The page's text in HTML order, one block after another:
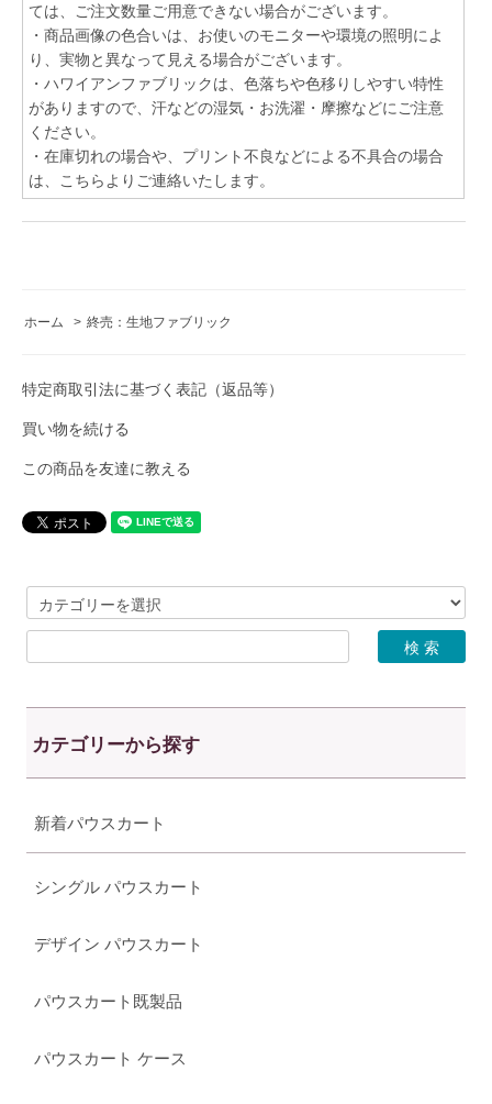
ては、ご注文数量ご用意できない場合がございます。
・商品画像の色合いは、お使いのモニターや環境の照明によ
り、実物と異なって見える場合がございます。
・ハワイアンファブリックは、色落ちや色移りしやすい特性
がありますので、汗などの湿気・お洗濯・摩擦などにご注意
ください。
・在庫切れの場合や、プリント不良などによる不具合の場合
は、こちらよりご連絡いたします。
ホーム > 終売：生地ファブリック
特定商取引法に基づく表記（返品等）
買い物を続ける
この商品を友達に教える
カテゴリーから探す
新着パウスカート
シングル パウスカート
デザイン パウスカート
パウスカート既製品
パウスカート ケース